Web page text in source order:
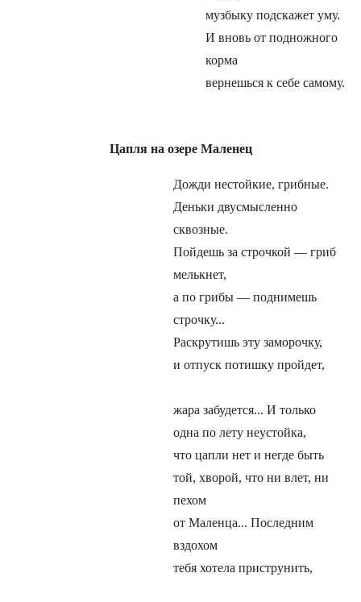
музбыку подскажет уму.
И вновь от подножного
корма
вернешься к себе самому.
Цапля на озере Маленец
Дожди нестойкие, грибные.
Деньки двусмысленно
сквозные.
Пойдешь за строчкой — гриб
мелькнет,
а по грибы — поднимешь
строчку...
Раскрутишь эту заморочку,
и отпуск потишку пройдет,
жара забудется... И только
одна по лету неустойка,
что цапли нет и негде быть
той, хворой, что ни влет, ни
пехом
от Маленца... Последним
вздохом
тебя хотела приструнить,